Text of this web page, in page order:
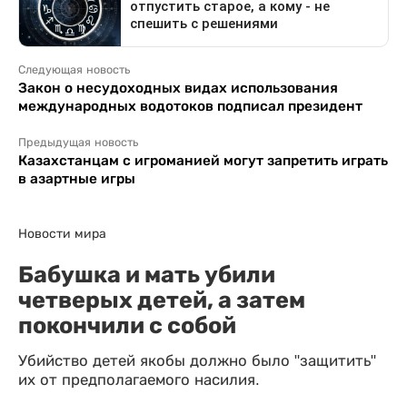
Следующая новость
Закон о несудоходных видах использования
международных водотоков подписал президент
Предыдущая новость
Казахстанцам с игроманией могут запретить играть
в азартные игры
Новости мира
Бабушка и мать убили
четверых детей, а затем
покончили с собой
Убийство детей якобы должно было "защитить"
их от предполагаемого насилия.